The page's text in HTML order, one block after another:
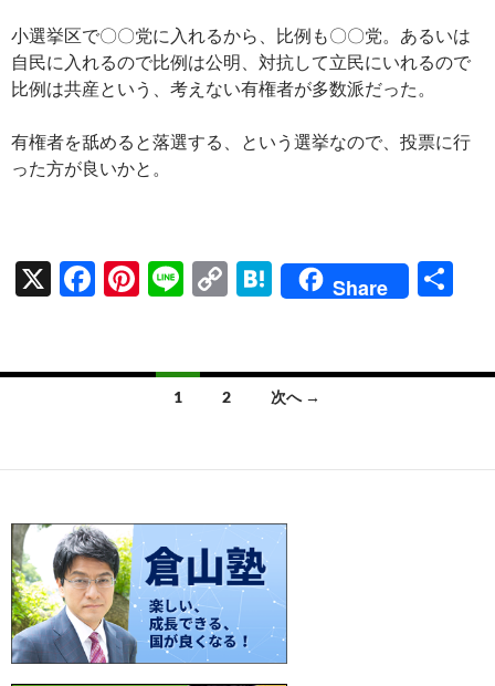
小選挙区で〇〇党に入れるから、比例も〇〇党。あるいは
自民に入れるので比例は公明、対抗して立民にいれるので
比例は共産という、考えない有権者が多数派だった。
有権者を舐めると落選する、という選挙なので、投票に行
った方が良いかと。
X
F
b
Pi
es
Li
C
y
H
n
Share
ナ
ゲ
ー
シ
ョ
1 2 次へ →